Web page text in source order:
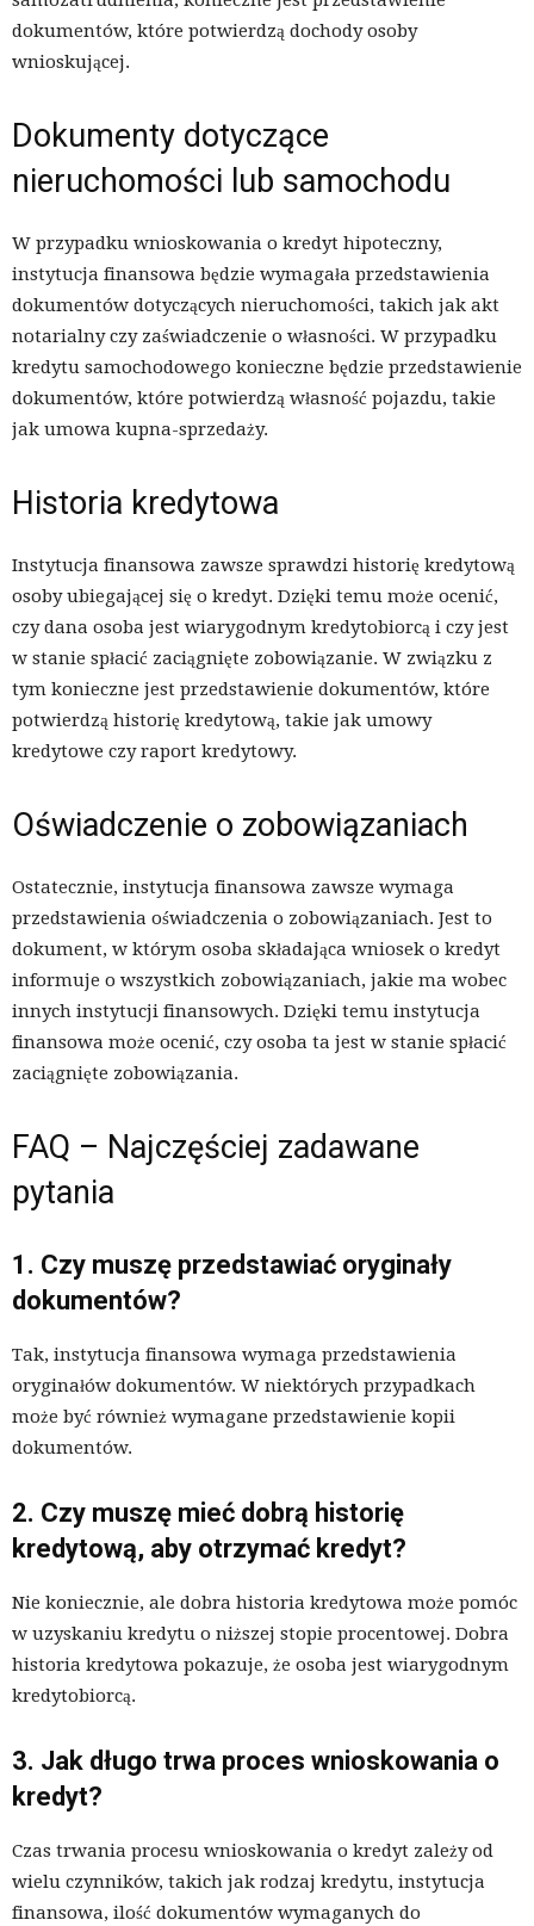
dokumentów, które potwierdzą dochody osoby
wnioskującej.
Dokumenty dotyczące
nieruchomości lub samochodu
W przypadku wnioskowania o kredyt hipoteczny,
instytucja finansowa będzie wymagała przedstawienia
dokumentów dotyczących nieruchomości, takich jak akt
notarialny czy zaświadczenie o własności. W przypadku
kredytu samochodowego konieczne będzie przedstawienie
dokumentów, które potwierdzą własność pojazdu, takie
jak umowa kupna-sprzedaży.
Historia kredytowa
Instytucja finansowa zawsze sprawdzi historię kredytową
osoby ubiegającej się o kredyt. Dzięki temu może ocenić,
czy dana osoba jest wiarygodnym kredytobiorcą i czy jest
w stanie spłacić zaciągnięte zobowiązanie. W związku z
tym konieczne jest przedstawienie dokumentów, które
potwierdzą historię kredytową, takie jak umowy
kredytowe czy raport kredytowy.
Oświadczenie o zobowiązaniach
Ostatecznie, instytucja finansowa zawsze wymaga
przedstawienia oświadczenia o zobowiązaniach. Jest to
dokument, w którym osoba składająca wniosek o kredyt
informuje o wszystkich zobowiązaniach, jakie ma wobec
innych instytucji finansowych. Dzięki temu instytucja
finansowa może ocenić, czy osoba ta jest w stanie spłacić
zaciągnięte zobowiązania.
FAQ – Najczęściej zadawane
pytania
1. Czy muszę przedstawiać oryginały
dokumentów?
Tak, instytucja finansowa wymaga przedstawienia
oryginałów dokumentów. W niektórych przypadkach
może być również wymagane przedstawienie kopii
dokumentów.
2. Czy muszę mieć dobrą historię
kredytową, aby otrzymać kredyt?
Nie koniecznie, ale dobra historia kredytowa może pomóc
w uzyskaniu kredytu o niższej stopie procentowej. Dobra
historia kredytowa pokazuje, że osoba jest wiarygodnym
kredytobiorcą.
3. Jak długo trwa proces wnioskowania o
kredyt?
Czas trwania procesu wnioskowania o kredyt zależy od
wielu czynników, takich jak rodzaj kredytu, instytucja
finansowa, ilość dokumentów wymaganych do